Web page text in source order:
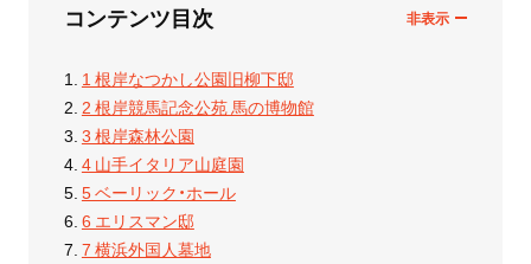
コンテンツ目次
1 根岸なつかし公園旧柳下邸
2 根岸競馬記念公苑 馬の博物館
3 根岸森林公園
4 山手イタリア山庭園
5 ベーリック・ホール
6 エリスマン邸
7 横浜外国人墓地